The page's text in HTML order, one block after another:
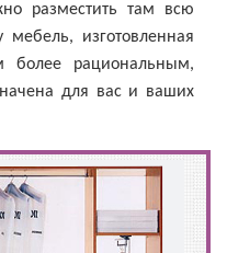
разместить там всю
изготовленная
более рациональным,
для вас и ваших